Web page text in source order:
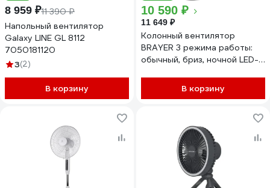
8 959 ₽11 390 ₽
Напольный вентилятор
Galaxy LINE GL 8112
7050181120
3(2)
В корзину
10 590 ₽
11 649 ₽
Колонный вентилятор
BRAYER 3 режима работы:
обычный, бриз, ночной LED-
В корзину